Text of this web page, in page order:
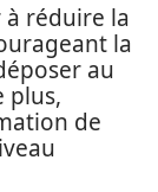
à réduire la
la
au
plus,
de